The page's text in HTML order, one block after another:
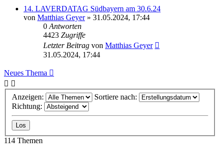
14. LAVERDATAG Südbayern am 30.6.24
von Matthias Geyer» 31.05.2024, 17:44
0 Antworten
4423 Zugriffe
Letzter Beitrag von Matthias Geyer
31.05.2024, 17:44
Neues Thema
Anzeigen:
Sortiere nach:
Richtung:
114 Themen